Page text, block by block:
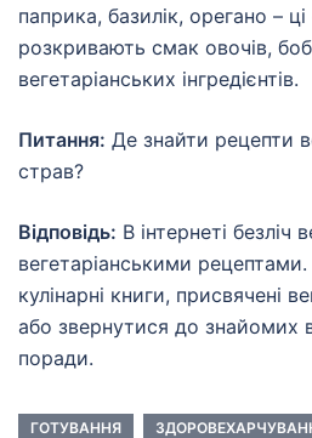
паприка, базилік, орегано – ці
розкривають смак овочів,
вегетаріанських інгредієнтів.
Питання: Де знайти рецепти
страв?
Відповідь: В інтернеті безліч
вегетаріанськими
кулінарні книги, присвячені
або звернутися до знайомих
поради.
ГОТУВАННЯ